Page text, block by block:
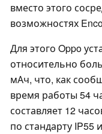
вместо этого
возможностях
Для этого Oppo
относительно
мАч, что, как
время работы 54
составляет 12
по стандарту